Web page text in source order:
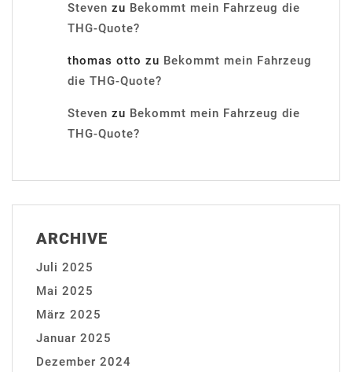
Steven zu Bekommt mein Fahrzeug die
THG-Quote?
thomas otto zu Bekommt mein Fahrzeug
die THG-Quote?
Steven zu Bekommt mein Fahrzeug die
THG-Quote?
ARCHIVE
Juli 2025
Mai 2025
März 2025
Januar 2025
Dezember 2024